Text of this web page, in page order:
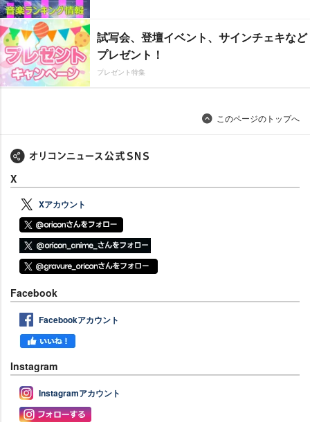
試写会、登壇イベント、サインチェキなど
プレゼント！
プレゼント特集
このページのトップへ
X
Xアカウント
Facebook
Facebookアカウント
Instagram
Instagramアカウント